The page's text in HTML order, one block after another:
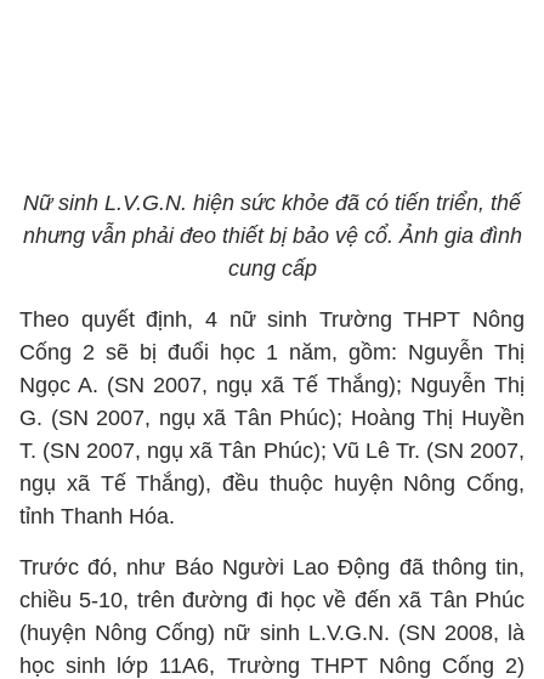
Nữ sinh L.V.G.N. hiện sức khỏe đã có tiến triển, thế
nhưng vẫn phải đeo thiết bị bảo vệ cổ. Ảnh gia đình
cung cấp
Theo quyết định, 4 nữ sinh Trường THPT Nông
Cống 2 sẽ bị đuổi học 1 năm, gồm: Nguyễn Thị
Ngọc A. (SN 2007, ngụ xã Tế Thắng); Nguyễn Thị
G. (SN 2007, ngụ xã Tân Phúc); Hoàng Thị Huyền
T. (SN 2007, ngụ xã Tân Phúc); Vũ Lê Tr. (SN 2007,
ngụ xã Tế Thắng), đều thuộc huyện Nông Cống,
tỉnh Thanh Hóa.
Trước đó, như Báo Người Lao Động đã thông tin,
chiều 5-10, trên đường đi học về đến xã Tân Phúc
(huyện Nông Cống) nữ sinh L.V.G.N. (SN 2008, là
học sinh lớp 11A6, Trường THPT Nông Cống 2)